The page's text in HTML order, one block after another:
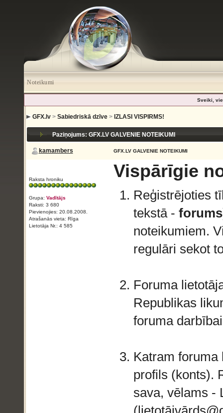
Noteikumi
Sveiki,
GFX.lv> Sabiedriskā dzīve> IZLASI VISPIRMS!
Paziņojums: GFX.LV GALVENIE NOTEIKUMI
kamambers GFX.LV GALVENIE NOTEIKUMI
Raksta hroniku
Grupa: Vadītājs
Raksti: 3 680
Pievienojies: 20.08.2008.
Atrašanās vieta: Rīga
Lietotāja Nr.: 4 585
Vispārīgie
Reģistrējoties
tekstā - forums
noteikumiem.
regulāri sekot
Foruma
Republikas
foruma
Katram
profils (konts).
sava, vēlams -